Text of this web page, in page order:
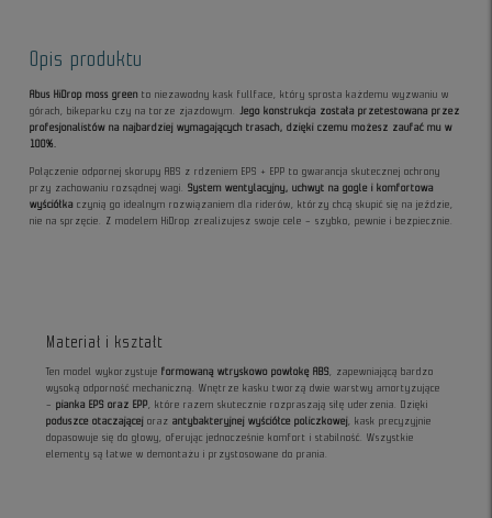
Opis produktu
Abus HiDrop moss green to niezawodny kask fullface, który sprosta każdemu wyzwaniu w
górach, bikeparku czy na torze zjazdowym.Jego konstrukcja została przetestowana przez
profesjonalistów na najbardziej wymagających trasach, dzięki czemu możesz zaufać mu w
100%.
Połączenie odpornej skorupy ABS z rdzeniem EPS + EPP to gwarancja skutecznej ochrony
przy zachowaniu rozsądnej wagi.System wentylacyjny, uchwyt na gogle i komfortowa
wyściółka czynią go idealnym rozwiązaniem dla riderów, którzy chcą skupić się na jeździe,
nie na sprzęcie. Z modelem HiDrop zrealizujesz swoje cele – szybko, pewnie i bezpiecznie.
Materiał i kształt
Ten model wykorzystuje formowaną wtryskowo powłokę ABS
, zapewniającą bardzo
wysoką odporność mechaniczną. Wnętrze kasku tworzą dwie warstwy amortyzujące
–pianka EPS oraz EPP
, które razem skutecznie rozpraszają siłę uderzenia. Dzięki
poduszce otaczającej orazantybakteryjnej wyściółce policzkowej
, kask precyzyjnie
dopasowuje się do głowy, oferując jednocześnie komfort i stabilność. Wszystkie
elementy są łatwe w demontażu i przystosowane do prania.